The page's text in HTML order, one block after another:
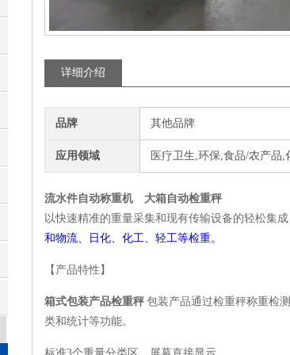
详细介绍
品牌 其他品牌
应用领域 医疗卫生,环保,食品/农产品,
流水件自动称重机 大箱自动检重秤
以快速精准的重量采集和现有传输设备的轻松集成
和物流、日化、化工、轻工等检重。
【产品特性】
箱式包装产品检重秤 包装产品通过检重秤称重检
类和统计等功能。